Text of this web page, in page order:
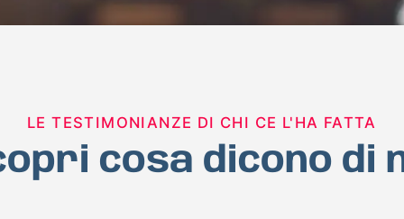
LE TESTIMONIANZE DI CHI CE L'HA FATTA
cosa dicono di